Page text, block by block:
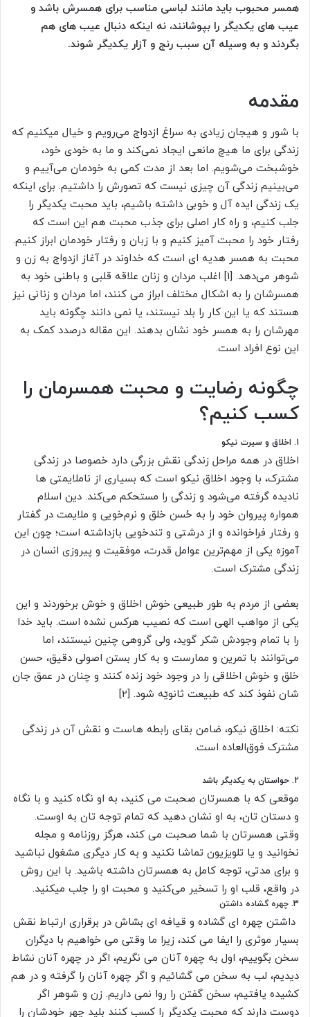
همسر محبوب باید مانند لباسی مناسب برای همسرش باشد و
عیب های یکدیگر را بپوشانند، نه اینکه دنبال عیب های هم
بگردند و به وسیله آن سبب رنج و آزار یکدیگر شوند.
مقدمه
با شور و هیجان زیادی به سراغ ازدواج می‌رویم و خیال میکنیم که
زندگی برای ما هیچ مانعی ایجاد نمی‌کند و ما به خودی خود،
خوشبخت می‌شویم. اما بعد از مدت کمی به خودمان می‌آییم و
می‌بینیم زندگی آن چیزی نیست که تصورش را داشتیم. برای اینکه
یک زندگی ایده آل و خوبی داشته باشیم، باید محبت یکدیگر را
جلب کنیم، و راه کار اصلی برای جذب محبت هم این است که
رفتار خود را محبت آمیز کنیم و با زبان و رفتار خودمان ابراز کنیم.
محبت به همسر هدیه ای است که خداوند در آغاز ازدواج به زن و
شوهر می‌دهد. [1] اغلب مردان و زنان علاقه قلبی و باطنی خود به
همسرشان را به اشکال مختلف ابراز می کنند، اما مردان و زنانی نیز
هستند که یا این کار را بلد نیستند، یا نمی دانند چگونه باید
مهرشان را به همسر خود نشان بدهند. این مقاله درصدد کمک به
این نوع افراد است.
چگونه رضایت و محبت همسرمان را
کسب کنیم؟
1. اخلاق و سیرت نیکو
اخلاق در همه مراحل زندگی نقش بزرگی دارد خصوصا در زندگی
مشترک، با وجود اخلاق نیکو است که بسیاری از ناملایمتی ها
نادیده گرفته می‌شود و زندگی را مستحکم می‌کند. دین اسلام
همواره پیروان خود را به حُسن خلق و نرم‌خویی و ملایمت در گفتار
و رفتار فراخوانده و از درشتی و تندخویی بازداشته است؛ چون این
آموزه یکی از مهم‌ترین عوامل قدرت، موفقیت و پیروزی انسان در
زندگی مشترک است.
بعضى از مردم به طور طبیعى خوش اخلاق و خوش برخوردند و این
یکى از مواهب الهی است که نصیب هرکس نشده است. باید خدا
را با تمام وجودش شکر گوید، ولى گروهى چنین نیستند، اما
می‌توانند با تمرین و ممارست و به کار بستن اصولی دقیق، حسن
خلق و خوش اخلاقی را در وجود خود زنده کنند و چنان در عمق جان
شان نفوذ کند که طبیعت ثانویّه شود. [2]
نکته: اخلاق نیکو، ضامن بقای رابطه هاست و نقش آن در زندگی
مشترک فوق‌العاده است.
2. حواستان به یکدیگر باشد
موقعی که با همسرتان صحبت می کنید، به او نگاه کنید و با نگاه
و دستان تان، به او نشان دهید که تمام توجه تان به اوست.
وقتی همسرتان با شما صحبت می کند، هرگز روزنامه و مجله
نخوانید و یا تلویزیون تماشا نکنید و به کار دیگری مشغول نباشید
و برای مدتی، توجه کامل به همسرتان داشته باشید. با این روش
در واقع، قلب او را تسخیر می‌کنید و محبت او را جلب میکنید.
3. چهره گشاده داشتن
داشتن چهره ای گشاده و قیافه ای بشاش در برقراری ارتباط نقش
بسیار موثری را ایفا می کند، زیرا ما وقتی می خواهیم با دیگران
سخن بگوییم، اول به چهره آنان می نگریم، اگر در چهره آنان نشاط
دیدیم، لب به سخن می گشائیم و اگر چهره آنان را گرفته و در هم
کشیده یافتیم، سخن گفتن را روا نمی داریم. زن و شوهر اگر
دوست دارند که محبت یکدیگر را کسب کنند بلید چهر خودشان را